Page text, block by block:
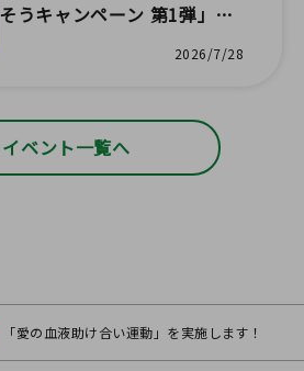
そうキャンペーン 第1弾」開
2026/7/28
イベント一覧へ
「愛の血液助け合い運動」を実施します！